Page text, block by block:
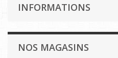
INFORMATIONS
NOS MAGASINS